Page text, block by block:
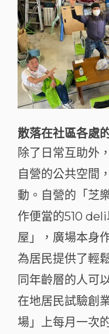
散落在社區各處
除了日常互助外
自營的公共空間
動。自營的「芝
作便當的510
屋」，廣場本身
為居民提供了輕
同年齡層的人可
在地居民試驗創
場」上每月一次